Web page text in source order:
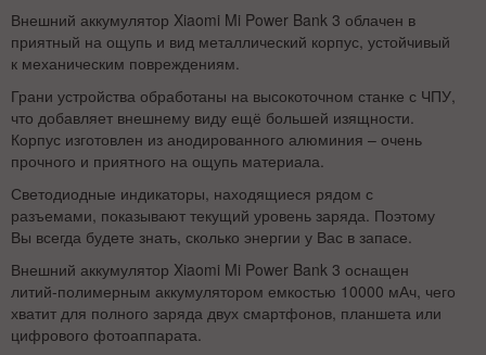
Внешний аккумулятор Xiaomi Mi Power Bank 3 облачен в
приятный на ощупь и вид металлический корпус, устойчивый
к механическим повреждениям.
Грани устройства обработаны на высокоточном станке с ЧПУ,
что добавляет внешнему виду ещё большей изящности.
Корпус изготовлен из анодированного алюминия – очень
прочного и приятного на ощупь материала.
Светодиодные индикаторы, находящиеся рядом с
разъемами, показывают текущий уровень заряда. Поэтому
Вы всегда будете знать, сколько энергии у Вас в запасе.
Внешний аккумулятор Xiaomi Mi Power Bank 3 оснащен
литий-полимерным аккумулятором емкостью 10000 мАч, чего
хватит для полного заряда двух смартфонов, планшета или
цифрового фотоаппарата.